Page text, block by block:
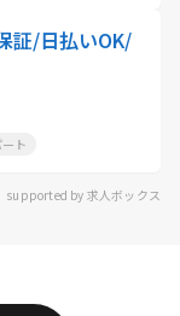
証/日払いOK/
ト
supported by 求人ボックス